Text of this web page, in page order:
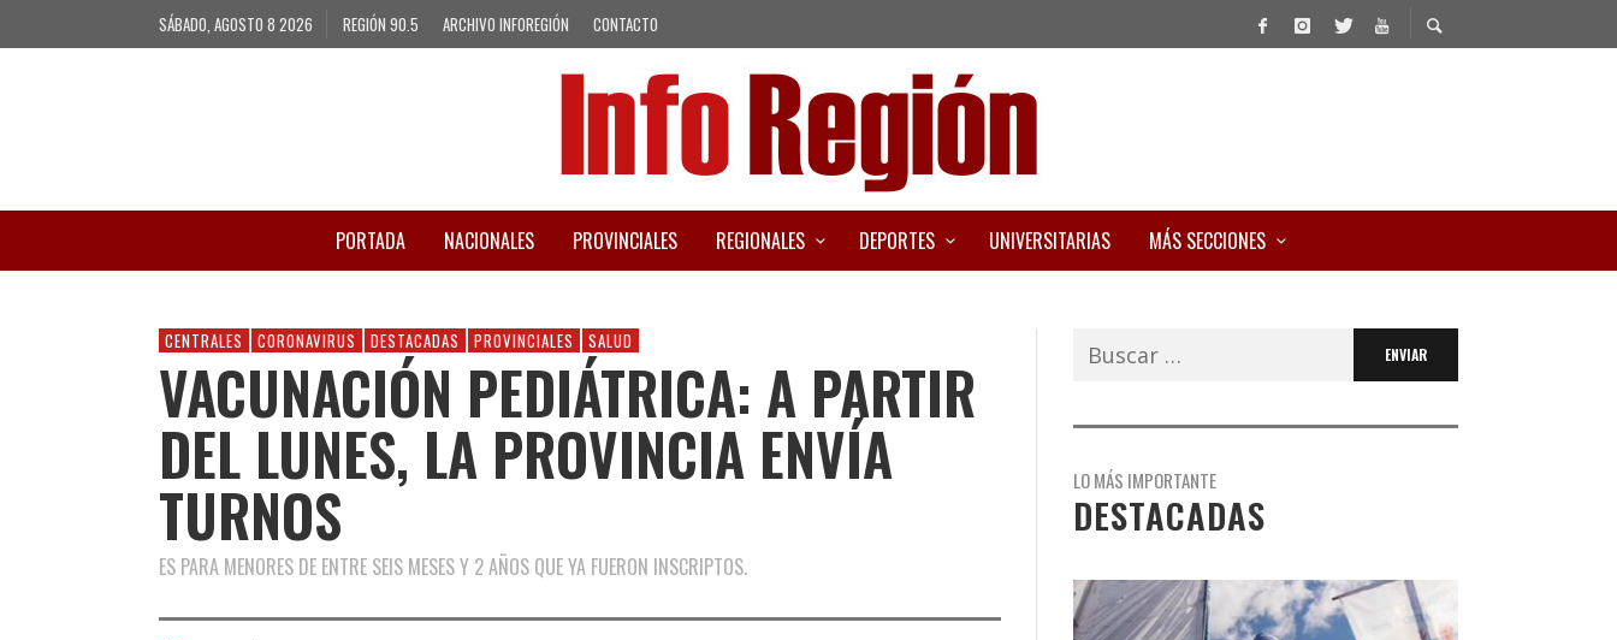
SÁBADO, AGOSTO 8 2026 REGIÓN 90.5 ARCHIVO INFOREGIÓN CONTACTO
PORTADA NACIONALES PROVINCIALES REGIONALES DEPORTES UNIVERSITARIAS MÁS SECCIONES
CENTRALES CORONAVIRUS DESTACADAS PROVINCIALES SALUD
VACUNACIÓN PEDIÁTRICA: A PARTIR
DEL LUNES, LA PROVINCIA ENVÍA
TURNOS
ES PARA MENORES DE ENTRE SEIS MESES Y 2 AÑOS QUE YA FUERON INSCRIPTOS.
Buscar:
LO MÁS IMPORTANTE
DESTACADAS